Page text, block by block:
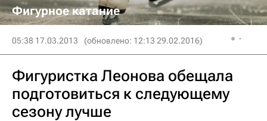
Фигурное катание
05:38 17.03.2013 (обновлено: 12:13 29.02.2016)
Фигуристка Леонова обещала
подготовиться к следующему
сезону лучше